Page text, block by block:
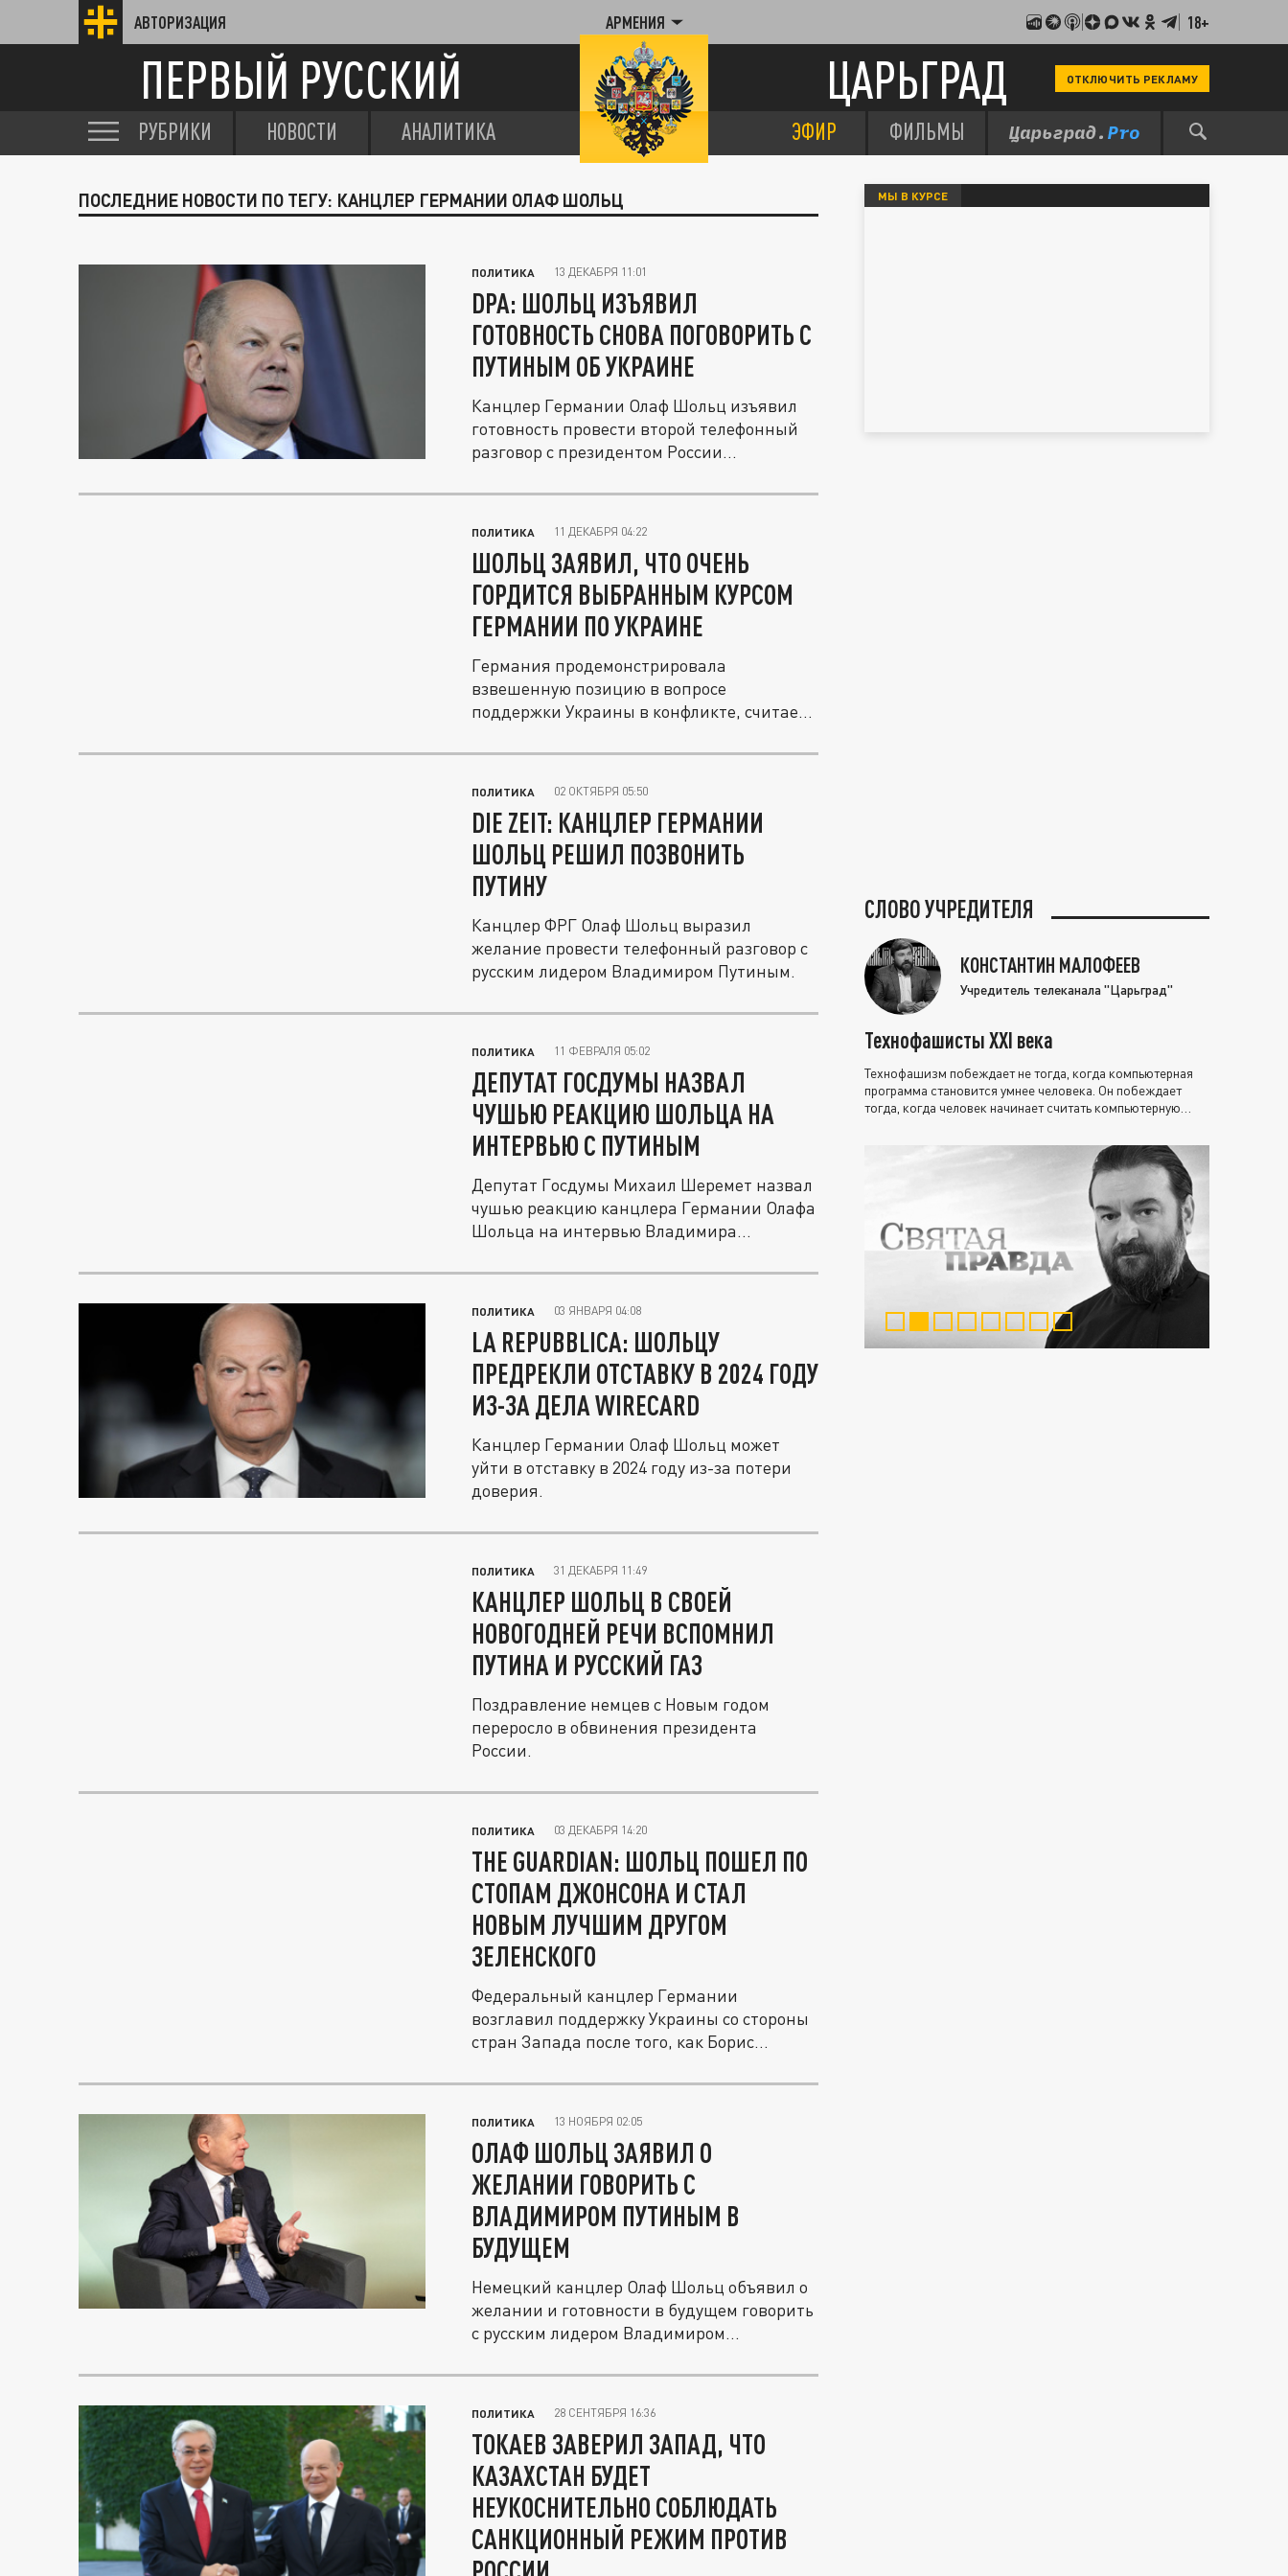
АВТОРИЗАЦИЯ АРМЕНИЯ 18+
ПЕРВЫЙ РУССКИЙ ЦАРЬГРАД ОТКЛЮЧИТЬ РЕКЛАМУ
РУБРИКИ НОВОСТИ АНАЛИТИКА ЭФИР ФИЛЬМЫ
ПОСЛЕДНИЕ НОВОСТИ ПО ТЕГУ: КАНЦЛЕР ГЕРМАНИИ ОЛАФ ШОЛЬЦ
ПОЛИТИКА 13 ДЕКАБРЯ 11:01
DPA: ШОЛЬЦ ИЗЪЯВИЛ
ГОТОВНОСТЬ СНОВА ПОГОВОРИТЬ С
ПУТИНЫМ ОБ УКРАИНЕ
Канцлер Германии Олаф Шольц изъявил
готовность провести второй телефонный
разговор с президентом России...
ПОЛИТИКА 11 ДЕКАБРЯ 04:22
ШОЛЬЦ ЗАЯВИЛ, ЧТО ОЧЕНЬ
ГОРДИТСЯ ВЫБРАННЫМ КУРСОМ
ГЕРМАНИИ ПО УКРАИНЕ
Германия продемонстрировала
взвешенную позицию в вопросе
поддержки Украины в конфликте, считает
ПОЛИТИКА 02 ОКТЯБРЯ 05:50
DIE ZEIT: КАНЦЛЕР ГЕРМАНИИ
ШОЛЬЦ РЕШИЛ ПОЗВОНИТЬ
ПУТИНУ
Канцлер ФРГ Олаф Шольц выразил
желание провести телефонный разговор с
русским лидером Владимиром Путиным.
ПОЛИТИКА 11 ФЕВРАЛЯ 05:02
ДЕПУТАТ ГОСДУМЫ НАЗВАЛ
ЧУШЬЮ РЕАКЦИЮ ШОЛЬЦА НА
ИНТЕРВЬЮ С ПУТИНЫМ
Депутат Госдумы Михаил Шеремет назвал
чушью реакцию канцлера Германии Олафа
Шольца на интервью Владимира...
ПОЛИТИКА 03 ЯНВАРЯ 04:08
LA REPUBBLICA: ШОЛЬЦУ
ПРЕДРЕКЛИ ОТСТАВКУ В 2024 ГОДУ
ИЗ-ЗА ДЕЛА WIRECARD
Канцлер Германии Олаф Шольц может
уйти в отставку в 2024 году из-за потери
доверия.
ПОЛИТИКА 31 ДЕКАБРЯ 11:49
КАНЦЛЕР ШОЛЬЦ В СВОЕЙ
НОВОГОДНЕЙ РЕЧИ ВСПОМНИЛ
ПУТИНА И РУССКИЙ ГАЗ
Поздравление немцев с Новым годом
переросло в обвинения президента
России.
ПОЛИТИКА 03 ДЕКАБРЯ 14:20
THE GUARDIAN: ШОЛЬЦ ПОШЕЛ ПО
СТОПАМ ДЖОНСОНА И СТАЛ
НОВЫМ ЛУЧШИМ ДРУГОМ
ЗЕЛЕНСКОГО
Федеральный канцлер Германии
возглавил поддержку Украины со стороны
стран Запада после того, как Борис
ПОЛИТИКА 13 НОЯБРЯ 02:05
ОЛАФ ШОЛЬЦ ЗАЯВИЛ О
ЖЕЛАНИИ ГОВОРИТЬ С
ВЛАДИМИРОМ ПУТИНЫМ В
БУДУЩЕМ
Немецкий канцлер Олаф Шольц объявил о
желании и готовности в будущем говорить
с русским лидером Владимиром...
ПОЛИТИКА 28 СЕНТЯБРЯ 16:36
ТОКАЕВ ЗАВЕРИЛ ЗАПАД, ЧТО
КАЗАХСТАН БУДЕТ
НЕУКОСНИТЕЛЬНО СОБЛЮДАТЬ
САНКЦИОННЫЙ РЕЖИМ ПРОТИВ
МЫ В КУРСЕ
СЛОВО УЧРЕДИТЕЛЯ
КОНСТАНТИН МАЛОФЕЕВ
Учредитель телеканала "Царьград"
Технофашисты XXI века
Технофашизм побеждает не тогда, когда компьютерная
программа становится умнее человека. Он побеждает
тогда, когда человек начинает считать компьютерную